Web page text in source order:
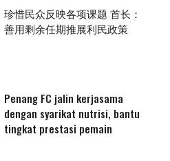
珍惜民众反映各项课题 首长：
善用剩余任期推展利民政策
Penang FC jalin kerjasama
dengan syarikat nutrisi, bantu
tingkat prestasi pemain